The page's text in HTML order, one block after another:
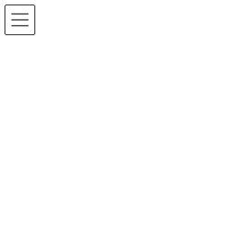
コ
ン
ナ
ビ